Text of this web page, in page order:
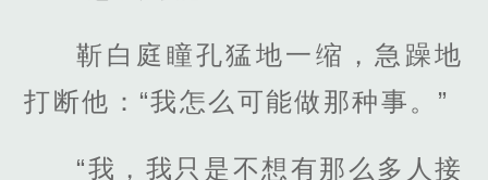
靳白庭瞳孔猛地一缩，急躁地
打断他：“我怎么可能做那种事。”
“我，我只是不想有那么多人接